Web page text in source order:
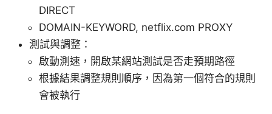
DIRECT
DOMAIN-KEYWORD, netflix.com PROXY
測試與調整：
啟動測速，開啟某網站測試是否走預期路徑
根據結果調整規則順序，因為第一個符合的規則
會被執行